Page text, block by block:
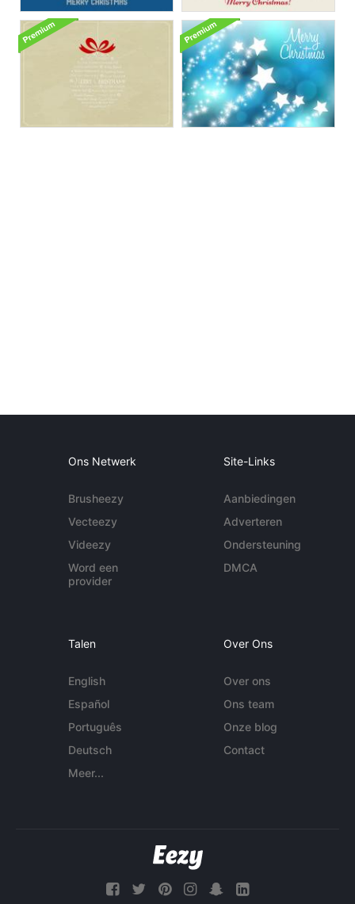
Ons Netwerk
Brusheezy
Vecteezy
Videezy
Word een
provider
Site-Links
Aanbiedingen
Adverteren
Ondersteuning
DMCA
Talen
English
Español
Português
Deutsch
Meer...
Over Ons
Over ons
Ons team
Onze blog
Contact